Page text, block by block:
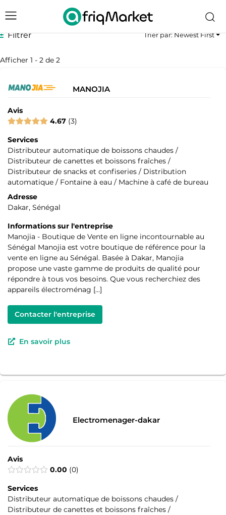
Filtrer
Afficher 1 - 2 de 2
Trier par: Newest First
MANOJIA
Avis
4.67 3
Services
Distributeur automatique de boissons chaudes /
Distributeur de canettes et boissons fraîches /
Distributeur de snacks et confiseries / Distribution
automatique / Fontaine à eau / Machine à café de bureau
Adresse
Dakar, Sénégal
Informations sur l'entreprise
Manojia - Boutique de Vente en ligne incontournable au
Sénégal Manojia est votre boutique de référence pour la
vente en ligne au Sénégal. Basée à Dakar, Manojia
propose une vaste gamme de produits de qualité pour
répondre à tous vos besoins. Que vous recherchiez des
appareils électroménag […]
Contacter l'entreprise
En savoir plus
Electromenager-dakar
Avis
0.00 0
Services
Distributeur automatique de boissons chaudes /
Distributeur de canettes et boissons fraîches /